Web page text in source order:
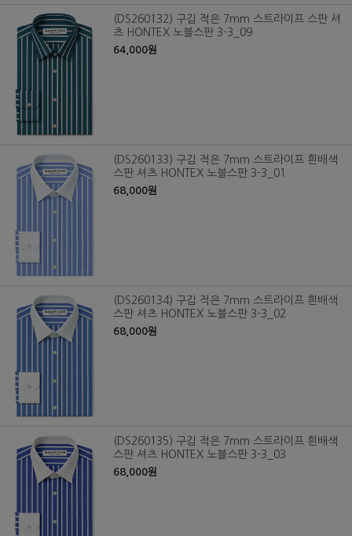
(DS260132) 구김 적은 7mm 스트라이프 스판 셔
츠 HONTEX 노블스판 3-3_09
64,000원
(DS260133) 구김 적은 7mm 스트라이프 흰배색
스판 셔츠 HONTEX 노블스판 3-3_01
68,000원
(DS260134) 구김 적은 7mm 스트라이프 흰배색
스판 셔츠 HONTEX 노블스판 3-3_02
68,000원
(DS260135) 구김 적은 7mm 스트라이프 흰배색
스판 셔츠 HONTEX 노블스판 3-3_03
68,000원